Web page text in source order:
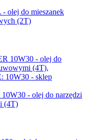
olej do mieszanek
(2T)
- olej do narzędzi
(4T)